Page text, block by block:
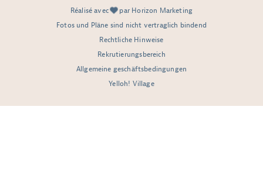
Réalisé avec
par Horizon Marketing
Fotos und Pläne sind nicht vertraglich bindend
Rechtliche Hinweise
Rekrutierungsbereich
Allgemeine geschäftsbedingungen
Yelloh! Village